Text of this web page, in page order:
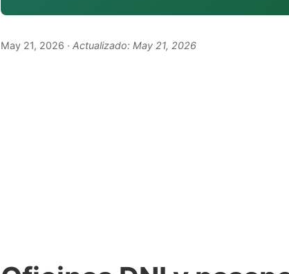
May 21, 2026 · Actualizado: May 21, 2026